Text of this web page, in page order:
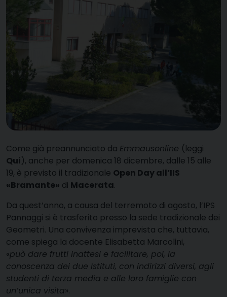
Come già preannunciato da Emmausonline (leggi
Qui), anche per domenica 18 dicembre, dalle 15 alle
19, è previsto il tradizionale Open Day all’IIS
«Bramante» di Macerata.
Da quest’anno, a causa del terremoto di agosto, l’IPS
Pannaggi si è trasferito presso la sede tradizionale dei
Geometri. Una convivenza imprevista che, tuttavia,
come spiega la docente Elisabetta Marcolini,
«può dare frutti inattesi e facilitare, poi, la
conoscenza dei due Istituti, con indirizzi diversi, agli
studenti di terza media e alle loro famiglie con
un’unica visita».